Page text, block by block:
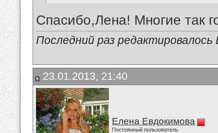
Спасибо,Лена! Многие так
Последний раз
23.01.2013, 21:40
Елена Евдокимова
Постоянный пользователь